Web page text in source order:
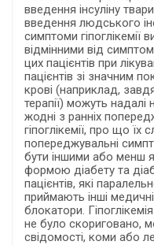
введення інсуліну
введення людського
симптоми
відмінними від
цих пацієнтів при
пацієнтів зі значним
крові (наприклад,
терапії) можуть надалі
жодні з ранніх
гіпоглікемії, про що їх
попереджувальні
бути іншими або менш
формою діабету та
пацієнтів, які
приймають інші
блокатори. Гіпоглікемія
не було скориговано,
свідомості, коми або